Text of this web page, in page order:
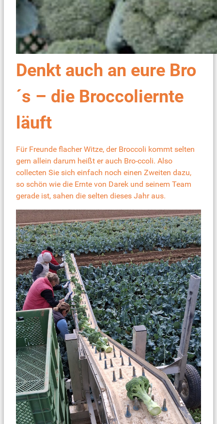
Denkt auch an eure Bro
´s – die Broccoliernte
läuft
Für Freunde flacher Witze, der Broccoli kommt selten
gern allein darum heißt er auch Bro-ccoli. Also
collecten Sie sich einfach noch einen Zweiten dazu,
so schön wie die Ernte von Darek und seinem Team
gerade ist, sahen die selten dieses Jahr aus.